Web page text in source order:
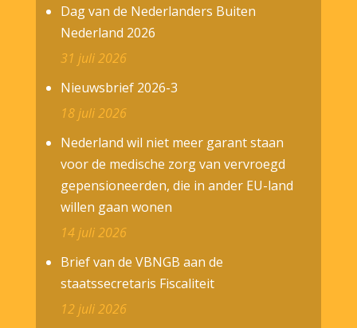
Dag van de Nederlanders Buiten
Nederland 2026
31 juli 2026
Nieuwsbrief 2026-3
18 juli 2026
Nederland wil niet meer garant staan
voor de medische zorg van vervroegd
gepensioneerden, die in ander EU-land
willen gaan wonen
14 juli 2026
Brief van de VBNGB aan de
staatssecretaris Fiscaliteit
12 juli 2026